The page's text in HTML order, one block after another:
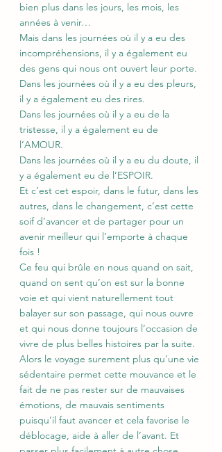
bien plus dans les jours, les mois, les
années à venir…
Mais dans les journées où il y a eu des
incompréhensions, il y a également eu
des gens qui nous ont ouvert leur porte.
Dans les journées où il y a eu des pleurs,
il y a également eu des rires.
Dans les journées où il y a eu de la
tristesse, il y a également eu de
l’AMOUR.
Dans les journées où il y a eu du doute, il
y a également eu de l’ESPOIR.
Et c’est cet espoir, dans le futur, dans les
autres, dans le changement, c’est cette
soif d’avancer et de partager pour un
avenir meilleur qui l’emporte à chaque
fois !
Ce feu qui brûle en nous quand on sait,
quand on sent qu’on est sur la bonne
voie et qui vient naturellement tout
balayer sur son passage, qui nous ouvre
et qui nous donne toujours l’occasion de
vivre de plus belles histoires par la suite.
Alors le voyage surement plus qu’une vie
sédentaire permet cette mouvance et le
fait de ne pas rester sur de mauvaises
émotions, de mauvais sentiments
puisqu’il faut avancer et cela favorise le
déblocage, aide à aller de l’avant. Et